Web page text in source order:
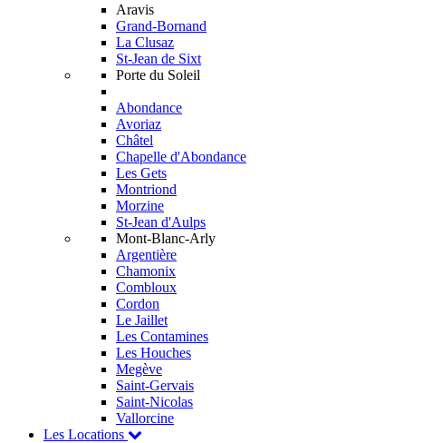
Aravis
Grand-Bornand
La Clusaz
St-Jean de Sixt
Porte du Soleil
Abondance
Avoriaz
Châtel
Chapelle d'Abondance
Les Gets
Montriond
Morzine
St-Jean d'Aulps
Mont-Blanc-Arly
Argentière
Chamonix
Combloux
Cordon
Le Jaillet
Les Contamines
Les Houches
Megève
Saint-Gervais
Saint-Nicolas
Vallorcine
Les Locations